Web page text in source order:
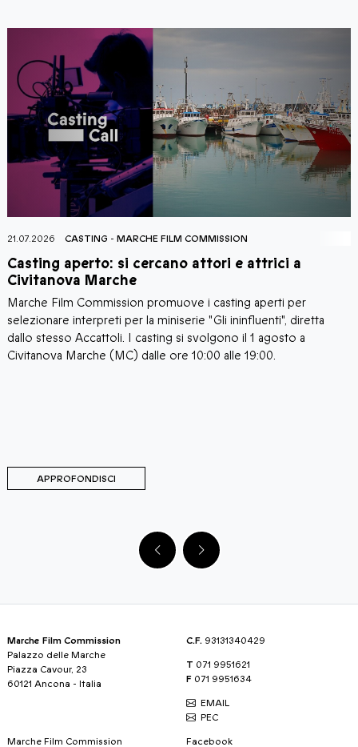
21.07.2026 AGORÀ CINEMA-LA FONDAZIONE
Corti al Castello Film Festival: tre serate di
cortometraggi a Moresco
Il borgo di Moresco (FM) accoglie la nuova edizione di
Castello Film Festival, la rassegna dedicata alla visione di
cortometraggi italiani e marchigiani che dal 24 al 26 luglio
animerà tre serate-evento nella splendida cornice di
APPROFONDISCI
Marche Film Commission
Palazzo delle Marche
Piazza Cavour, 23
60121 Ancona - Italia
C.F. 93131340429
T 071 9951621
F 071 9951634
EMAIL
PEC
Marche Film Commission
Facebook